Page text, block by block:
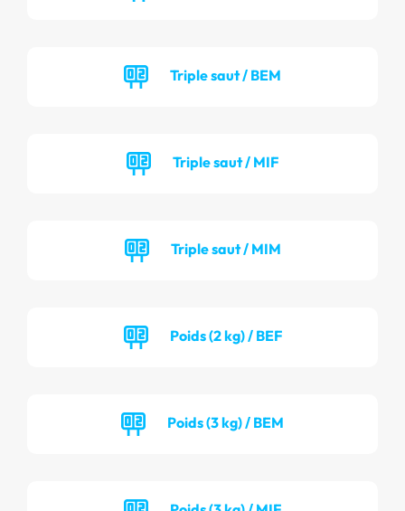
Triple saut / BEM
Triple saut / MIF
Triple saut / MIM
Poids (2 kg) / BEF
Poids (3 kg) / BEM